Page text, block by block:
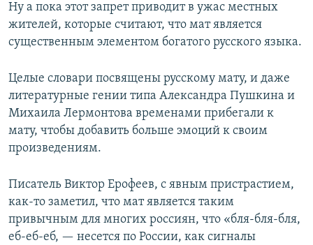
Ну а пока этот запрет приводит в ужас местных
жителей, которые считают, что мат является
существенным элементом богатого русского языка.
Целые словари посвящены русскому мату, и даже
литературные гении типа Александра Пушкина и
Михаила Лермонтова временами прибегали к
мату, чтобы добавить больше эмоций к своим
произведениям.
Писатель Виктор Ерофеев, с явным пристрастием,
как-то заметил, что мат является таким
привычным для многих россиян, что «бля-бля-бля,
еб-еб-еб, — несется по России, как сигналы